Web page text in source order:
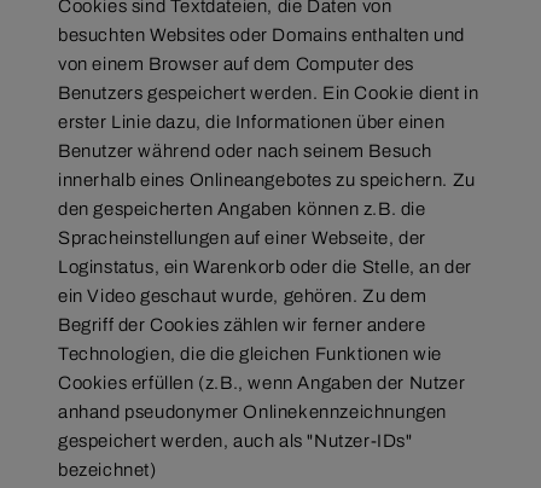
Cookies sind Textdateien, die Daten von
besuchten Websites oder Domains enthalten und
von einem Browser auf dem Computer des
Benutzers gespeichert werden. Ein Cookie dient in
erster Linie dazu, die Informationen über einen
Benutzer während oder nach seinem Besuch
innerhalb eines Onlineangebotes zu speichern. Zu
den gespeicherten Angaben können z.B. die
Spracheinstellungen auf einer Webseite, der
Loginstatus, ein Warenkorb oder die Stelle, an der
ein Video geschaut wurde, gehören. Zu dem
Begriff der Cookies zählen wir ferner andere
Technologien, die die gleichen Funktionen wie
Cookies erfüllen (z.B., wenn Angaben der Nutzer
anhand pseudonymer Onlinekennzeichnungen
gespeichert werden, auch als "Nutzer-IDs"
bezeichnet)